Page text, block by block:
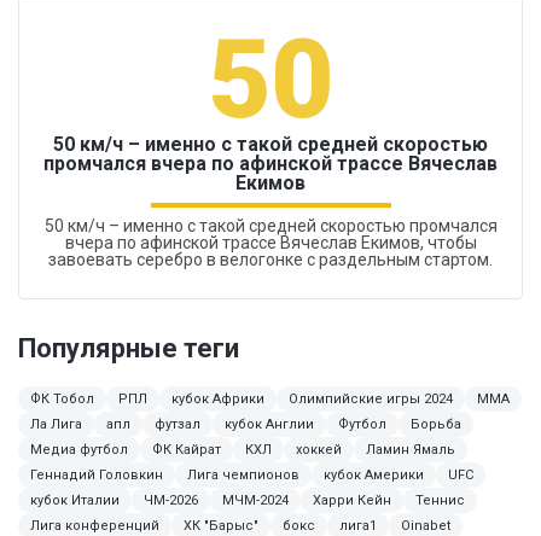
50
50 км/ч – именно с такой средней скоростью
промчался вчера по афинской трассе Вячеслав
Екимов
50 км/ч – именно с такой средней скоростью промчался
вчера по афинской трассе Вячеслав Екимов, чтобы
завоевать серебро в велогонке с раздельным стартом.
Популярные теги
ФК Тобол РПЛ кубок Африки Олимпийские игры 2024
ММА
Ла Лига
апл футзал кубок Англии Футбол
Борьба
Медиа футбол
ФК Кайрат КХЛ хоккей
Ламин Ямаль
Геннадий Головкин
Лига чемпионов кубок Америки
UFC
кубок Италии
ЧМ-2026 МЧМ-2024 Харри Кейн
Теннис
Лига конференций
ХК "Барыс" бокс лига1 Oinabet